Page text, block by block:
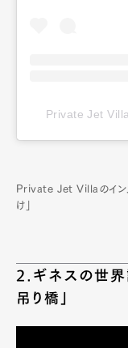
Private Jet
Private Jet Villaのインス
け」
2.ギネスの世界
吊り橋」